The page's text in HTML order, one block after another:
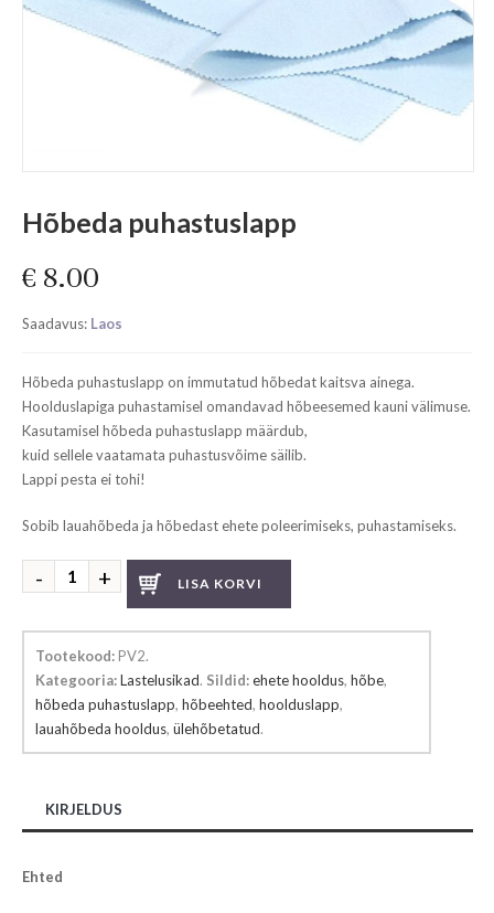
Hõbeda puhastuslapp
€ 8.00
Saadavus: Laos
Hõbeda puhastuslapp on immutatud hõbedat kaitsva ainega.
Hoolduslapiga puhastamisel omandavad hõbeesemed kauni välimuse.
Kasutamisel hõbeda puhastuslapp määrdub,
kuid sellele vaatamata puhastusvõime säilib.
Lappi pesta ei tohi!
Sobib lauahõbeda ja hõbedast ehete poleerimiseks, puhastamiseks.
Hõbeda
puhastuslapp
LISA KORVI
Tootekood: PV2.
Kategooria:Lastelusikad. Sildid:ehete hooldus, hõbe,
hõbeda puhastuslapp, hõbeehted, hoolduslapp,
lauahõbeda hooldus, ülehõbetatud.
KIRJELDUS
Ehted